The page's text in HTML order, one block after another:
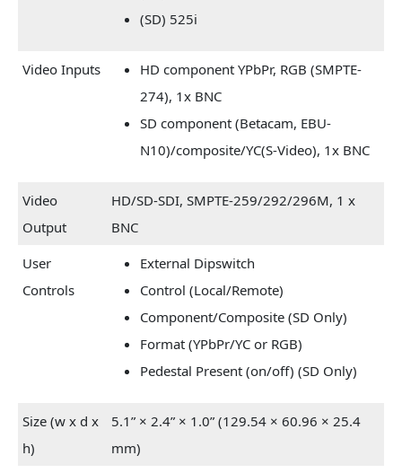
(SD) 525i
Video Inputs
HD component YPbPr, RGB (SMPTE-
274), 1x BNC
SD component (Betacam, EBU-
N10)/composite/YC(S-Video), 1x BNC
Video
Output
HD/SD-SDI, SMPTE-259/292/296M, 1 x
BNC
User
Controls
External Dipswitch
Control (Local/Remote)
Component/Composite (SD Only)
Format (YPbPr/YC or RGB)
Pedestal Present (on/off) (SD Only)
Size (w x d x
h)
5.1” × 2.4” × 1.0” (129.54 × 60.96 × 25.4
mm)